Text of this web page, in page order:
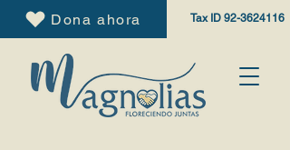
Dona ahora Tax ID 92-3624116